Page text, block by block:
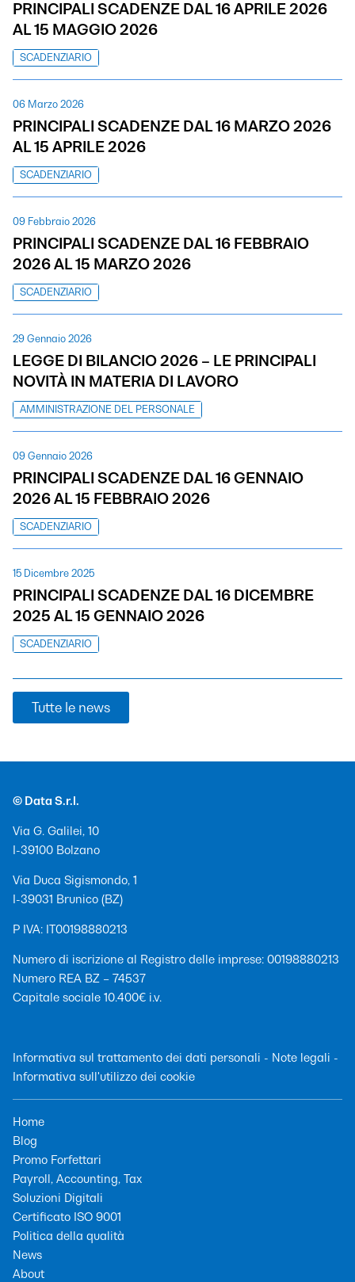
PRINCIPALI SCADENZE DAL 16 APRILE 2026
AL 15 MAGGIO 2026
SCADENZIARIO
06 Marzo 2026
PRINCIPALI SCADENZE DAL 16 MARZO 2026
AL 15 APRILE 2026
SCADENZIARIO
09 Febbraio 2026
PRINCIPALI SCADENZE DAL 16 FEBBRAIO
2026 AL 15 MARZO 2026
SCADENZIARIO
29 Gennaio 2026
LEGGE DI BILANCIO 2026 – LE PRINCIPALI
NOVITÀ IN MATERIA DI LAVORO
AMMINISTRAZIONE DEL PERSONALE
09 Gennaio 2026
PRINCIPALI SCADENZE DAL 16 GENNAIO
2026 AL 15 FEBBRAIO 2026
SCADENZIARIO
15 Dicembre 2025
PRINCIPALI SCADENZE DAL 16 DICEMBRE
2025 AL 15 GENNAIO 2026
SCADENZIARIO
Tutte le news
© Data S.r.l.
Via G. Galilei, 10
I-39100 Bolzano
Via Duca Sigismondo, 1
I-39031 Brunico (BZ)
P IVA: IT00198880213
Numero di iscrizione al Registro delle imprese: 00198880213
Numero REA BZ – 74537
Capitale sociale 10.400€ i.v.
Informativa sul trattamento dei dati personali - Note legali -
Informativa sull'utilizzo dei cookie
Home
Blog
Promo Forfettari
Payroll, Accounting, Tax
Soluzioni Digitali
Certificato ISO 9001
Politica della qualità
News
About